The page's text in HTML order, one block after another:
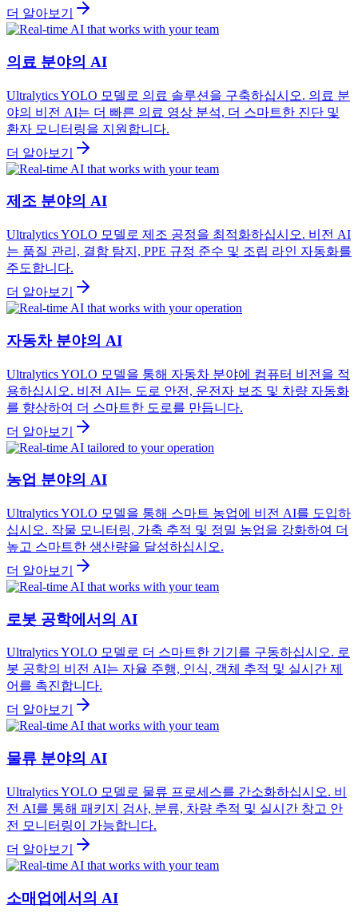
더 알아보기
의료 분야의 AI
Ultralytics YOLO 모델로 의료 솔루션을 구축하십시오. 의료 분
야의 비전 AI는 더 빠른 의료 영상 분석, 더 스마트한 진단 및
환자 모니터링을 지원합니다.
더 알아보기
제조 분야의 AI
Ultralytics YOLO 모델로 제조 공정을 최적화하십시오. 비전 AI
는 품질 관리, 결함 탐지, PPE 규정 준수 및 조립 라인 자동화를
주도합니다.
더 알아보기
자동차 분야의 AI
Ultralytics YOLO 모델을 통해 자동차 분야에 컴퓨터 비전을 적
용하십시오. 비전 AI는 도로 안전, 운전자 보조 및 차량 자동화
를 향상하여 더 스마트한 도로를 만듭니다.
더 알아보기
농업 분야의 AI
Ultralytics YOLO 모델을 통해 스마트 농업에 비전 AI를 도입하
십시오. 작물 모니터링, 가축 추적 및 정밀 농업을 강화하여 더
높고 스마트한 생산량을 달성하십시오.
더 알아보기
로봇 공학에서의 AI
Ultralytics YOLO 모델로 더 스마트한 기기를 구동하십시오. 로
봇 공학의 비전 AI는 자율 주행, 인식, 객체 추적 및 실시간 제
어를 촉진합니다.
더 알아보기
물류 분야의 AI
Ultralytics YOLO 모델로 물류 프로세스를 간소화하십시오. 비
전 AI를 통해 패키지 검사, 분류, 차량 추적 및 실시간 창고 안
전 모니터링이 가능합니다.
더 알아보기
소매업에서의 AI